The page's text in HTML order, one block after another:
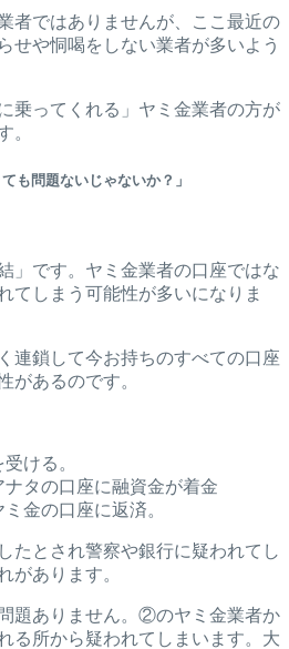
者ではありませんが、ここ最近の
せや恫喝をしない業者が多いよう
乗ってくれる」ヤミ金業者の方が
。
も問題ないじゃないか？」
」です。ヤミ金業者の口座ではな
てしまう可能性が多いになりま
連鎖して今お持ちのすべての口座
があるのです。
ける。
タの口座に融資金が着金
金の口座に返済。
たとされ警察や銀行に疑われてし
があります。
題ありません。②のヤミ金業者か
る所から疑われてしまいます。大